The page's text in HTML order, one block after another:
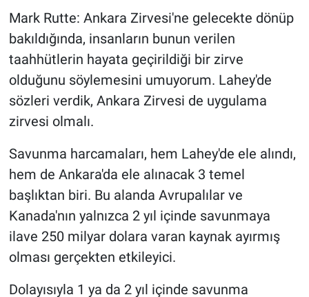
aldık
Mark Rutte: Ankara Zirvesi'ne gelecekte dönüp
bakıldığında, insanların bunun verilen
taahhütlerin hayata geçirildiği bir zirve
olduğunu söylemesini umuyorum. Lahey'de
sözleri verdik, Ankara Zirvesi de uygulama
zirvesi olmalı.
Savunma harcamaları, hem Lahey'de ele alındı,
hem de Ankara'da ele alınacak 3 temel
başlıktan biri. Bu alanda Avrupalılar ve
Kanada'nın yalnızca 2 yıl içinde savunmaya
ilave 250 milyar dolara varan kaynak ayırmış
olması gerçekten etkileyici.
Dolayısıyla 1 ya da 2 yıl içinde savunma